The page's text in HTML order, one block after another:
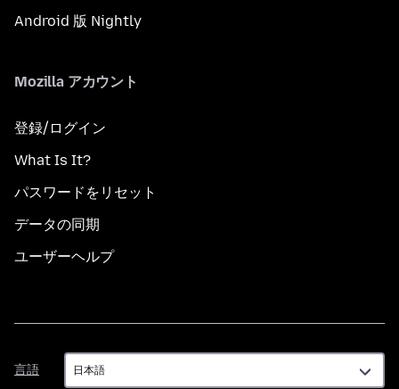
Android 版 Nightly
Mozilla アカウント
登録/ログイン
What Is It?
パスワードをリセット
データの同期
ユーザーヘルプ
言語
言
語